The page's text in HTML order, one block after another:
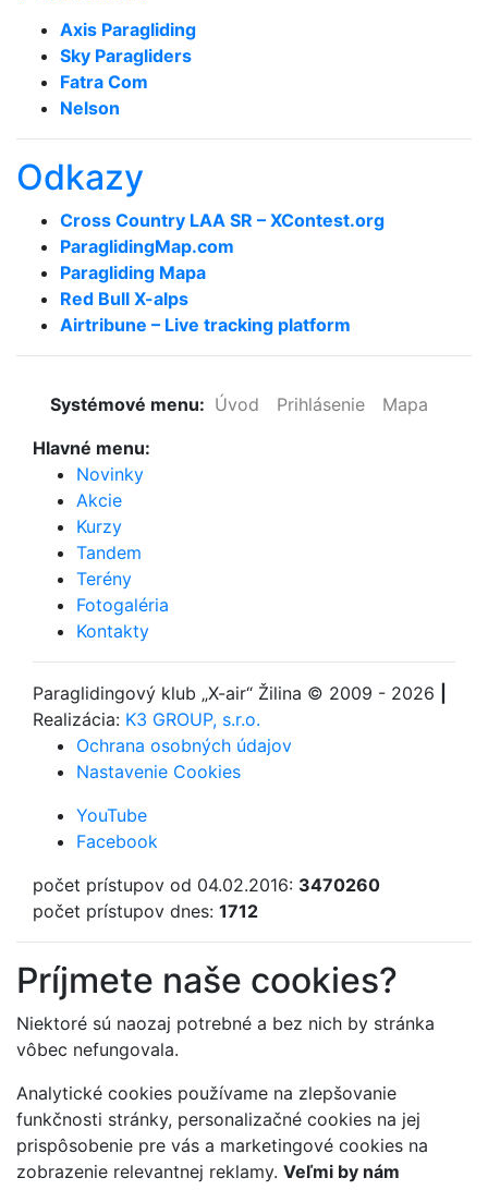
Axis Paragliding
Sky Paragliders
Fatra Com
Nelson
Odkazy
Cross Country LAA SR – XContest.org
ParaglidingMap­.com
Paragliding Mapa
Red Bull X-alps
Airtribune – Live tracking platform
Systémové menu: Úvod Prihlásenie
Mapa
Hlavné menu:
Novinky
Akcie
Kurzy
Tandem
Terény
Fotogaléria
Kontakty
Paraglidingový klub „X-air“ Žilina © 2009 - 2026
Realizácia: K3 GROUP, s.r.o.
Ochrana osobných údajov
Nastavenie Cookies
YouTube
Facebook
počet prístupov od 04.02.2016: 3470260
počet prístupov dnes: 1712
Príjmete naše cookies?
Niektoré sú naozaj potrebné a bez nich by stránka
vôbec nefungovala.
Analytické cookies používame na zlepšovanie
funkčnosti stránky, personalizačné cookies na jej
prispôsobenie pre vás a marketingové cookies na
zobrazenie relevantnej reklamy. Veľmi by nám